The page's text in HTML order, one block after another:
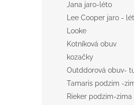
Jana jaro-léto
Lee Cooper jaro -
Looke
Kotníková obuv
kozačky
Outddorová obuv-
Tamaris podzim -
Rieker podzim-zima